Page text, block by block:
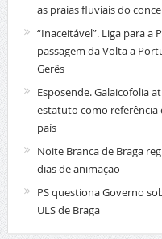
as praias fluviais do
“Inaceitável”. Liga para
passagem da Volta a
Gerês
Esposende. Galaicofolia
estatuto como referência
país
Noite Branca de Braga
dias de animação
PS questiona Governo
ULS de Braga